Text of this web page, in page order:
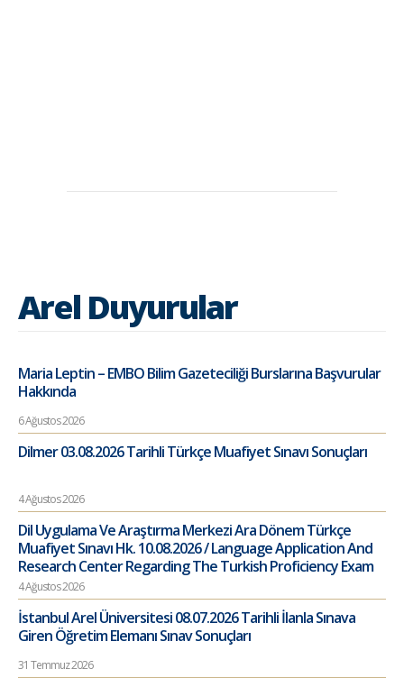
Arel Duyurular
Maria Leptin – EMBO Bilim Gazeteciliği Burslarına Başvurular
Hakkında
6 Ağustos 2026
Dilmer 03.08.2026 Tarihli Türkçe Muafiyet Sınavı Sonuçları
4 Ağustos 2026
Dil Uygulama Ve Araştırma Merkezi Ara Dönem Türkçe
Muafiyet Sınavı Hk. 10.08.2026 / Language Application And
Research Center Regarding The Turkish Proficiency Exam
4 Ağustos 2026
İstanbul Arel Üniversitesi 08.07.2026 Tarihli İlanla Sınava
Giren Öğretim Elemanı Sınav Sonuçları
31 Temmuz 2026